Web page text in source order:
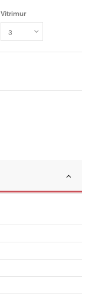
Vitrimur